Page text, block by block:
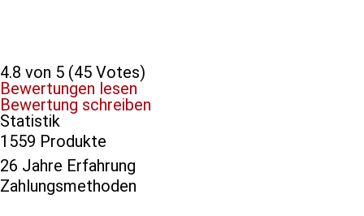
4.8 von 5 (45 Votes)
Bewertungen lesen
Bewertung schreiben
Statistik
1559 Produkte
26 Jahre Erfahrung
Zahlungsmethoden​